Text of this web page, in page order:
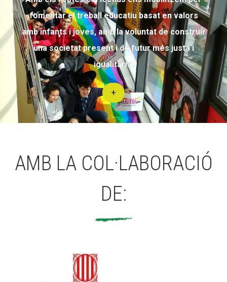
fomentar el treball educatiu basat en valors
amb infants i joves, amb la voluntat de construir
una societat present i de futur més justa i
igualitària.
+
AMB LA COL·LABORACIÓ
DE: